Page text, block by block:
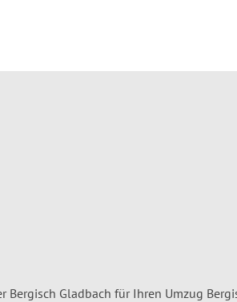
Bergisch Gladbach für Ihren Umzug